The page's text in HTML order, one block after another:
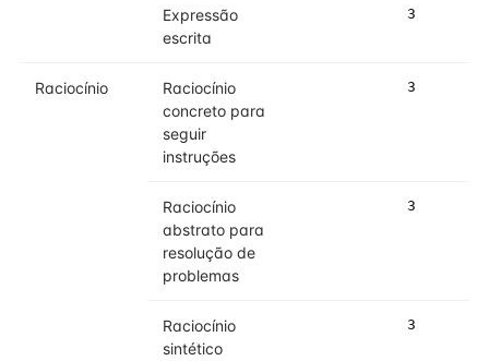
Expressão
escrita
3
Raciocínio
Raciocínio
concreto para
seguir
instruções
3
Raciocínio
abstrato para
resolução de
problemas
3
Raciocínio
sintético
3